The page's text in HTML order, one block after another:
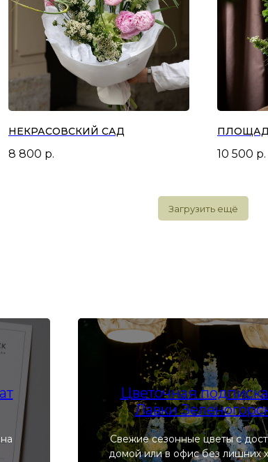
НЕКРАСОВСКИЙ САД
8 800 р. 10 500 р.
Загрузить ещё
Цветочная
Лавки
Свежие сезонные цветы с
домой или в офис без лишних